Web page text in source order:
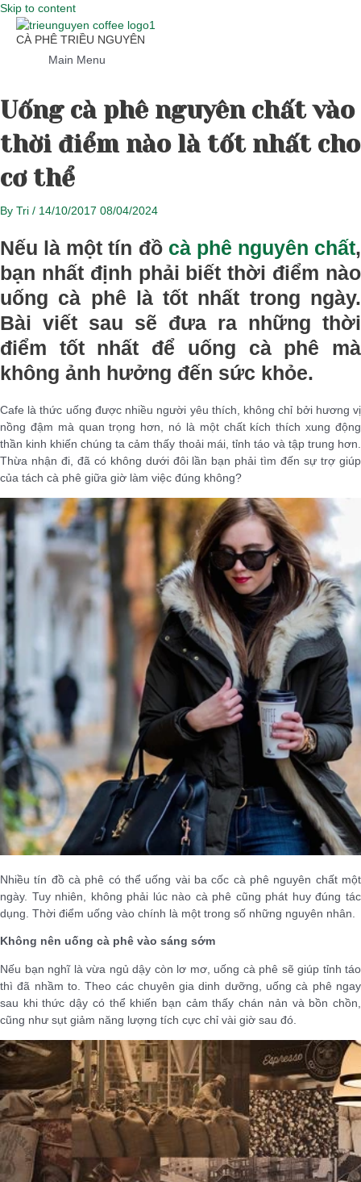
Skip to content
CÀ PHÊ TRIỀU NGUYÊN
Main Menu
Uống cà phê nguyên chất vào
thời điểm nào là tốt nhất cho
cơ thể
By Tri / 14/10/2017 08/04/2024
Nếu là một tín đồ cà phê nguyên chất,
bạn nhất định phải biết thời điểm nào
uống cà phê là tốt nhất trong ngày.
Bài viết sau sẽ đưa ra những thời
điểm tốt nhất để uống cà phê mà
không ảnh hưởng đến sức khỏe.
Cafe là thức uống được nhiều người yêu thích, không chỉ bởi hương vị
nồng đậm mà quan trọng hơn, nó là một chất kích thích xung động
thần kinh khiến chúng ta cảm thấy thoải mái, tỉnh táo và tập trung hơn.
Thừa nhận đi, đã có không dưới đôi lần bạn phải tìm đến sự trợ giúp
của tách cà phê giữa giờ làm việc đúng không?
Nhiều tín đồ cà phê có thể uống vài ba cốc cà phê nguyên chất một
ngày. Tuy nhiên, không phải lúc nào cà phê cũng phát huy đúng tác
dụng. Thời điểm uống vào chính là một trong số những nguyên nhân.
Không nên uống cà phê vào sáng sớm
Nếu bạn nghĩ là vừa ngủ dậy còn lơ mơ, uống cà phê sẽ giúp tỉnh táo
thì đã nhầm to. Theo các chuyên gia dinh dưỡng, uống cà phê ngay
sau khi thức dậy có thể khiến bạn cảm thấy chán nản và bồn chồn,
cũng như sụt giảm năng lượng tích cực chỉ vài giờ sau đó.